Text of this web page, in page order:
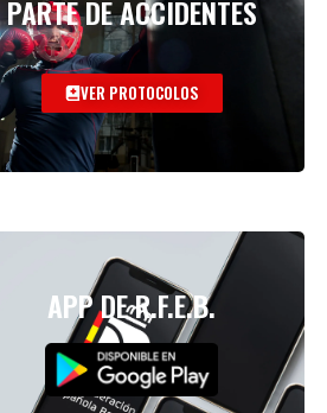
PARTE DE ACCIDENTES
VER PROTOCOLOS
APP DE R.F.E.B.